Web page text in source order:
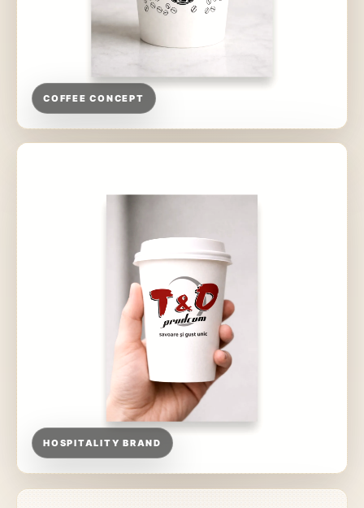
COFFEE CONCEPT
HOSPITALITY BRAND